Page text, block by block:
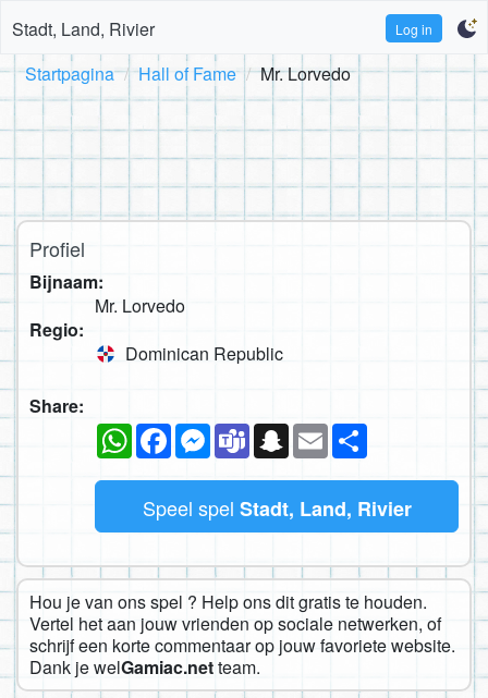
Stadt, Land, Rivier Log in
Startpagina Hall of Fame Mr. Lorvedo
Profiel
Bijnaam:
Mr. Lorvedo
Regio:
Dominican Republic
Share:
WhatsAppFacebookMessenger
TeamsSnapchat
Email
Speel spel Stadt, Land, Rivier
Hou je van ons spel ? Help ons dit gratis te houden.
Vertel het aan jouw vrienden op sociale netwerken, of
schrijf een korte commentaar op jouw favoriete website.
Dank je welGamiac.netteam.